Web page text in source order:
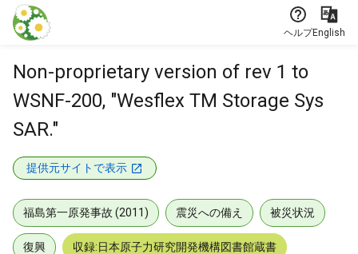
本文に飛ぶ
ヘルプEnglish
Non-proprietary version of rev 1 to
WSNF-200, "Wesflex TM Storage Sys
SAR."
提供元サイトで表示
福島第一原発事故 (2011) 震災への備え 被災状況
復興 収録:日本原子力研究開発機構図書館蔵書